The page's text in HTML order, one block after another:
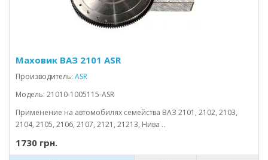
Маховик ВАЗ 2101 ASR
Производитель: ASR
Модель: 21010-1005115-ASR
Применение на автомобилях семейства ВАЗ 2101, 2102, 2103,
2104, 2105, 2106, 2107, 2121, 21213, Нива ..
1730 грн.